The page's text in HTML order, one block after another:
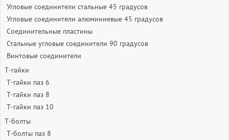
Угловые соединители стальные 45 градусов
Угловые соединители алюминиевые 45 градусов
Соединительные пластины
Стальные угловые соединители 90 градусов
Винтовые соединители
Т-гайки
Т-гайки паз 6
Т-гайки паз 8
Т-гайки паз 10
Т-болты
Т-болты паз 8